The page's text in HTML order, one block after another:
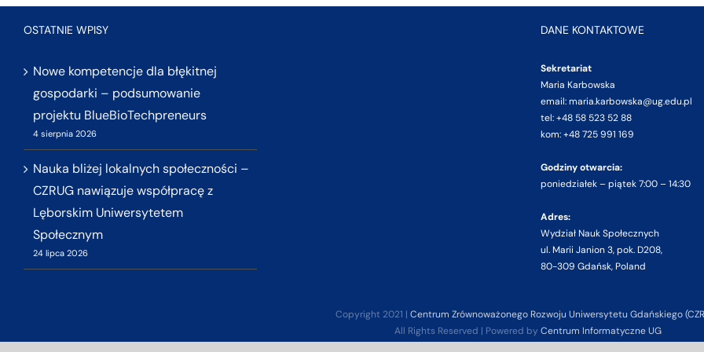
OSTATNIE WPISY
Nowe kompetencje dla błękitnej
gospodarki – podsumowanie
projektu BlueBioTechpreneurs
4 sierpnia 2026
Nauka bliżej lokalnych społeczności –
CZRUG nawiązuje współpracę z
Lęborskim Uniwersytetem
Społecznym
24 lipca 2026
DANE KONTAKTOWE
Sekretariat
Maria Karbowska
email: maria.karbowska@ug.edu.pl
tel: +48 58 523 52 88
kom: +48 725 991 169
Godziny otwarcia:
poniedziałek – piątek 7:00 – 14:30
Adres:
Wydział Nauk Społecznych
ul. Marii Janion 3, pok. D208,
80-309 Gdańsk, Poland
Copyright 2021 | Centrum Zrównoważonego Rozwoju Uniwersytetu Gdańskiego
All Rights Reserved | Powered by Centrum Informatyczne UG